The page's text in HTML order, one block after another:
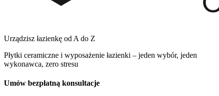
Urządzisz łazienkę od A do Z
Płytki ceramiczne i wyposażenie łazienki – jeden wybór, jeden
wykonawca, zero stresu
Umów bezpłatną konsultacje